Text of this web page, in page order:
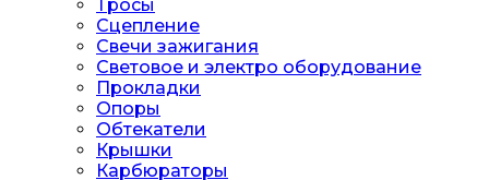
Тросы
Сцепление
Свечи зажигания
Световое и электро оборудование
Прокладки
Опоры
Обтекатели
Крышки
Карбюраторы